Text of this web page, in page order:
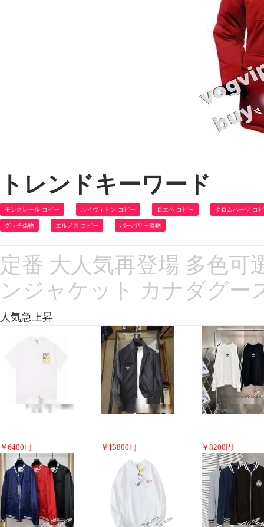
トレンドキーワード
モンクレール コピー ルイヴィトン コピー ロエベ コピー クロムハーツ コ
グッチ偽物 エルメス コピー バーバリー偽物
定番 大人気再登場 多色可
ンジャケット カナダグー
人気急上昇
￥ 6400 円 ￥ 13800 円 ￥ 8200 円